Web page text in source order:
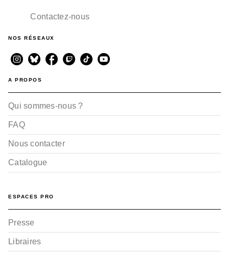
Contactez-nous
NOS RÉSEAUX
A PROPOS
Qui sommes-nous ?
FAQ
Nous contacter
Catalogue
ESPACES PRO
Presse
Libraires